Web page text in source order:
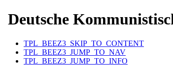
Deutsche
TPL_BEEZ3_SKIP_TO_CONTENT
TPL_BEEZ3_JUMP_TO_NAV
TPL_BEEZ3_JUMP_TO_INFO